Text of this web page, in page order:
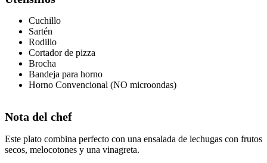
Cuchillo
Sartén
Rodillo
Cortador de pizza
Brocha
Bandeja para horno
Horno Convencional (NO microondas)
Nota del chef
Este plato combina perfecto con una ensalada de lechugas con frutos
secos, melocotones y una vinagreta.